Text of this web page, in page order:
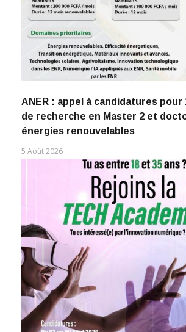
ANER : appel à candidatures pour
de recherche en Master 2 et
énergies renouvelables
5 Août 2026